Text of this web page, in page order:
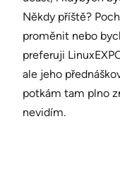
Někdy příště?
proměnit nebo
preferuji
ale jeho
potkám tam plno
nevidím.